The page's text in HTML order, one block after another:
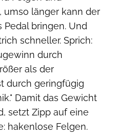
umso länger kann der
Pedal bringen. Und
schneller. Sprich:
durch
als der
durch geringfügig
Damit das Gewicht
setzt Zipp auf eine
hakenlose Felgen.